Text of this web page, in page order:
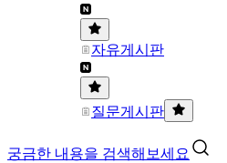
자유게시판
질문게시판
궁금한 내용을 검색해보세요